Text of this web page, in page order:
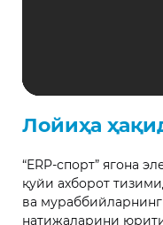
Лойиҳа
“ERP-спорт” ягона
қуйи ахборот
ва
натижаларини